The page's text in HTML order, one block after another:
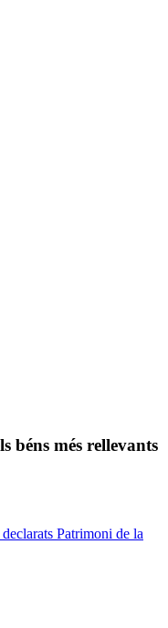
béns més rellevants
Patrimoni de la